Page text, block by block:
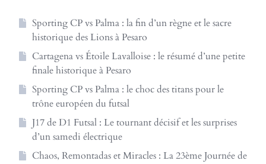
Sporting CP vs Palma : la fin d’un règne et le sacre
historique des Lions à Pesaro
Cartagena vs Étoile Lavalloise : le résumé d’une petite
finale historique à Pesaro
Sporting CP vs Palma : le choc des titans pour le
trône européen du futsal
J17 de D1 Futsal : Le tournant décisif et les surprises
d’un samedi électrique
Chaos, Remontadas et Miracles : La 23ème Journée de